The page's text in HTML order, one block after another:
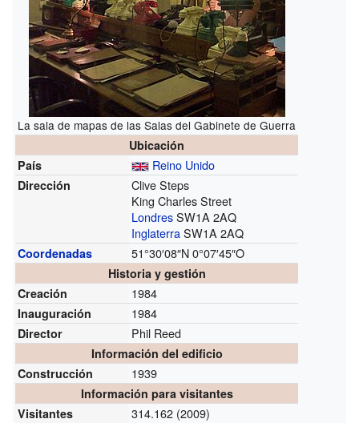
La sala de mapas de las Salas del Gabinete de Guerra
Ubicación
País
Reino Unido
Dirección
Clive Steps
King Charles Street
LondresSW1A 2AQ
InglaterraSW1A 2AQ
Coordenadas 51°30′08″N0°07′45″O
Historia y gestión
Creación
1984
Inauguración 1984
Director Phil Reed
Información del edificio
Construcción
1939
Información para visitantes
Visitantes
314.162 (2009)